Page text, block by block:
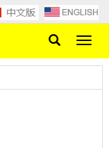
网
导